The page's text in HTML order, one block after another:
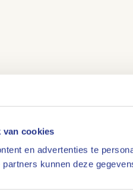
van cookies
en advertenties te
kunnen deze